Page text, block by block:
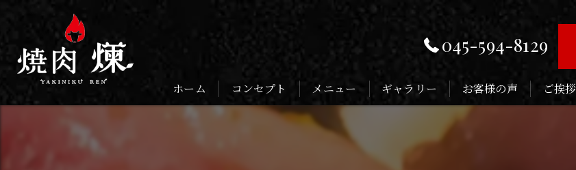
045-594-8129
ホーム コンセプト メニュー ギャラリー お客様の声 ご挨拶